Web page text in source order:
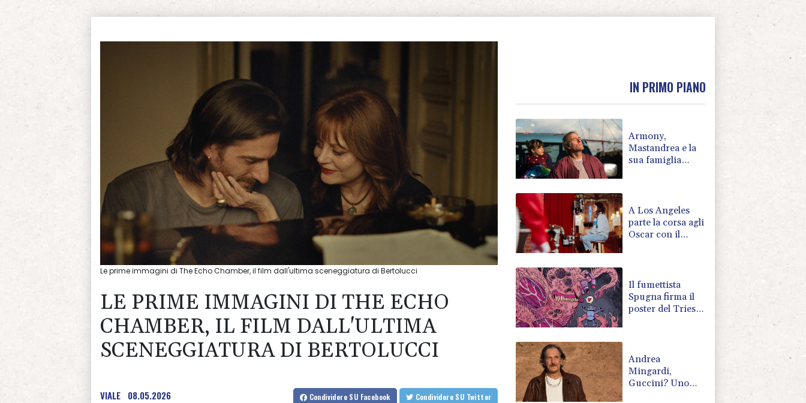
Le prime immagini di The Echo Chamber, il film dall'ultima sceneggiatura di Bertolucci
LE PRIME IMMAGINI DI THE ECHO
CHAMBER, IL FILM DALL'ULTIMA
SCENEGGIATURA DI BERTOLUCCI
VIALE 08.05.2026 Condividere SU Facebook Condividere SU Twitter
IN PRIMO PIANO
Armony,
Mastandrea e la
sua famiglia
A Los Angeles
parte la corsa agli
Oscar con il
Il fumettista
Spugna firma il
poster del Trieste
Andrea
Mingardi,
Guccini? Uno